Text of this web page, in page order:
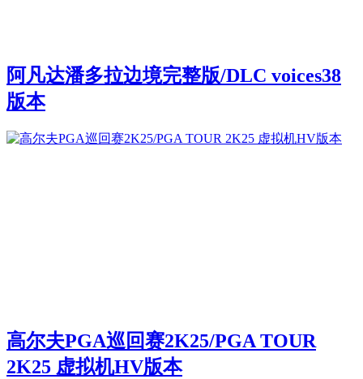
阿凡达潘多拉边境完整版/DLC voices38
版本
高尔夫PGA巡回赛2K25/PGA TOUR
2K25 虚拟机HV版本